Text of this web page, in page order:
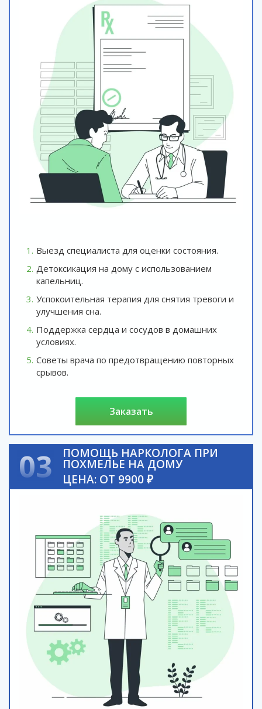
Выезд специалиста для оценки состояния.
Детоксикация на дому с использованием
капельниц.
Успокоительная терапия для снятия тревоги и
улучшения сна.
Поддержка сердца и сосудов в домашних
условиях.
Советы врача по предотвращению повторных
срывов.
заказать
03 ПОМОЩЬ НАРКОЛОГА ПРИ
ПОХМЕЛЬЕ НА ДОМУ
ЦЕНА: ОТ 9900 ₽